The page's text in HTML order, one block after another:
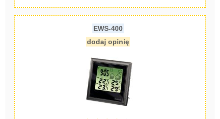
EWS-400
dodaj opinię